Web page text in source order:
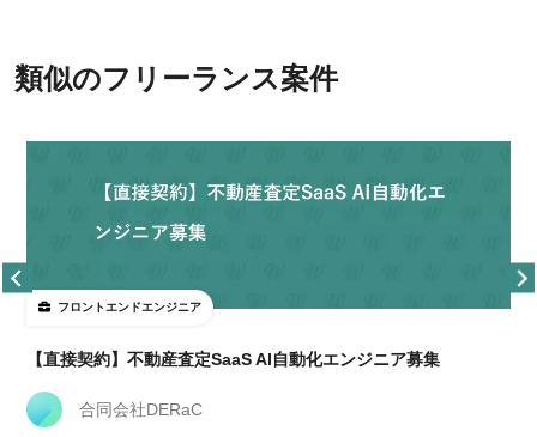
類似のフリーランス案件
フロントエンドエンジニア
【直接契約】不動産査定SaaS AI自動化エンジニア募集
合同会社DERaC